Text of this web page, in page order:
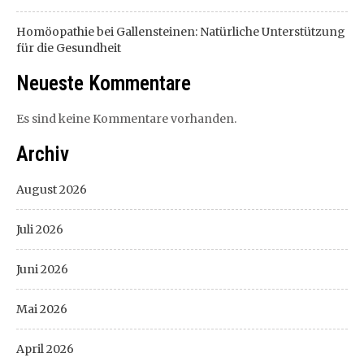
Homöopathie bei Gallensteinen: Natürliche Unterstützung
für die Gesundheit
Neueste Kommentare
Es sind keine Kommentare vorhanden.
Archiv
August 2026
Juli 2026
Juni 2026
Mai 2026
April 2026